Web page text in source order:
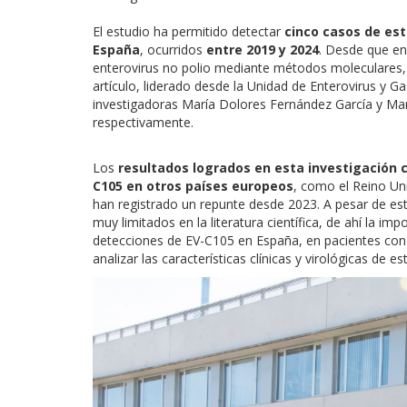
El estudio ha permitido detectar cinco casos de
España, ocurridos entre 2019 y 2024. Desde que
enterovirus no polio mediante métodos
artículo, liderado desde la Unidad de Enterovirus y
investigadoras María Dolores Fernández García y
respectivamente.
Los resultados logrados en esta investigación
C105 en otros países europeos, como el Reino
han registrado un repunte desde 2023. A pesar de
muy limitados en la literatura científica, de ahí la
detecciones de EV-C105 en España, en pacientes
analizar las características clínicas y virológicas de